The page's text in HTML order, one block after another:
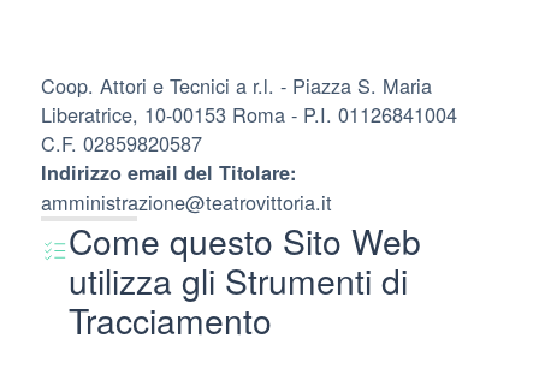
Coop. Attori e Tecnici a r.l. - Piazza S. Maria
Liberatrice, 10-00153 Roma - P.I. 01126841004
C.F. 02859820587
Indirizzo email del Titolare:
amministrazione@teatrovittoria.it
Come questo Sito Web
utilizza gli Strumenti di
Tracciamento